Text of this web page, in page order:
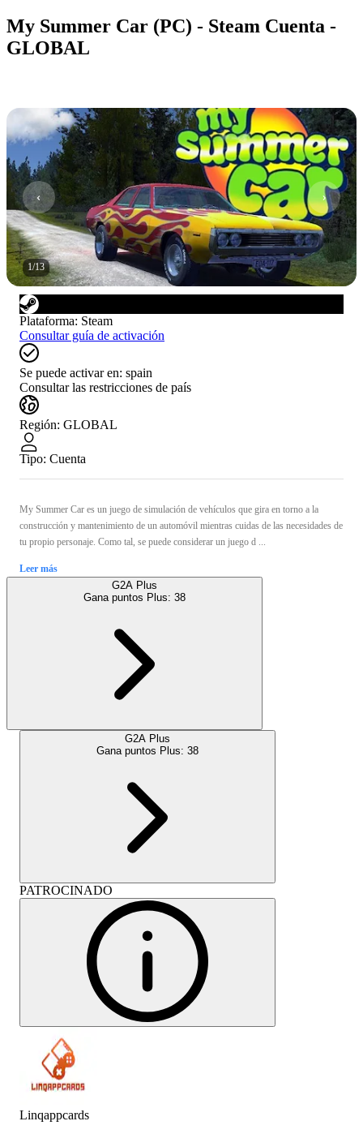
My Summer Car (PC) - Steam Cuenta -
GLOBAL
1/13
Plataforma: Steam
Consultar guía de activación
Se puede activar en: spain
Consultar las restricciones de país
Región: GLOBAL
Tipo: Cuenta
My Summer Car es un juego de simulación de vehículos que gira en torno a la
construcción y mantenimiento de un automóvil mientras cuidas de las necesidades de
tu propio personaje. Como tal, se puede considerar un juego d ...
Leer más
G2A Plus
Gana puntos Plus: 38
G2A Plus
Gana puntos Plus: 38
PATROCINADO
Linqappcards